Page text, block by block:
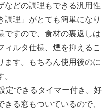
などの調理もできる汎用性
調理」がとても簡単になり
ですので、食材の裏返しは
ルタ仕様、煙を抑えるこ
ます。もちろん使用後のに
定できるタイマー付き。好
る窓もついているので、